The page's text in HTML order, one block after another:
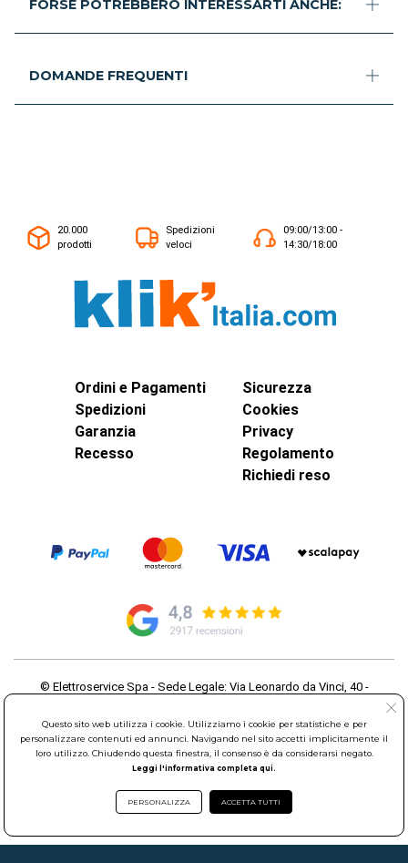
FORSE POTREBBERO INTERESSARTI ANCHE:
DOMANDE FREQUENTI
20.000
prodotti
Spedizioni
veloci
09:00/13:00 -
14:30/18:00
Ordini e Pagamenti
Spedizioni
Garanzia
Recesso
Sicurezza
Cookies
Privacy
Regolamento
Richiedi reso
© Elettroservice Spa - Sede Legale: Via Leonardo da Vinci, 40 -
Partita Iva: 01586761007 - Codice Fiscale: 06634500588 Capitale
Sociale 1.600.000,00 Euro i.v. Iscritto al Registro delle Imprese di
Roma REA: RM-535144
Sede Operativa: Via Leonardo da Vinci, 40 - 00015 Monterotondo
Scalo (RM) - Telefono:06.90095358
Questo sito web utilizza i cookie. Utilizziamo i cookie per statistiche e per
personalizzare contenuti ed annunci. Navigando nel sito accetti implicitamente il
loro utilizzo. Chiudendo questa finestra, il consenso è da considerarsi negato.
Leggi l'informativa completa qui.
PERSONALIZZA ACCETTA TUTTI